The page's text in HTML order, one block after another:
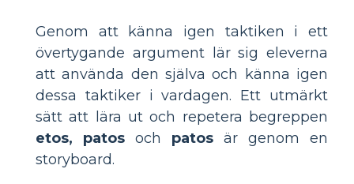
Genom att känna igen taktiken i ett
övertygande argument lär sig eleverna
att använda den själva och känna igen
dessa taktiker i vardagen. Ett utmärkt
sätt att lära ut och repetera begreppen
etos, patos och patos är genom en
storyboard.